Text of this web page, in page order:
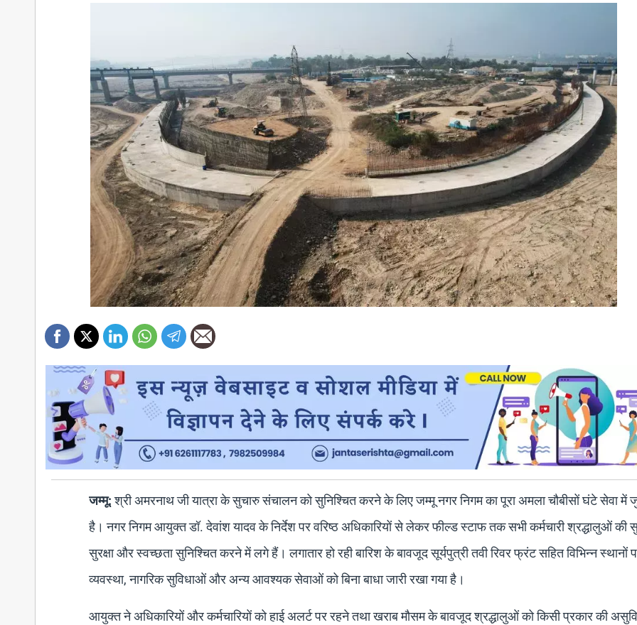
जम्मू:श्री अमरनाथ जी यात्रा के सुचारु संचालन को सुनिश्चित करने के लिए जम्मू नगर निगम का पूरा अमला चौबीसों घंटे सेवा में
है। नगर निगम आयुक्त डॉ. देवांश यादव के निर्देश पर वरिष्ठ अधिकारियों से लेकर फील्ड स्टाफ तक सभी कर्मचारी श्रद्धालुओं की
सुरक्षा और स्वच्छता सुनिश्चित करने में लगे हैं। लगातार हो रही बारिश के बावजूद सूर्यपुत्री तवी रिवर फ्रंट सहित विभिन्न स्थानों
व्यवस्था, नागरिक सुविधाओं और अन्य आवश्यक सेवाओं को बिना बाधा जारी रखा गया है।
आयुक्त ने अधिकारियों और कर्मचारियों को हाई अलर्ट पर रहने तथा खराब मौसम के बावजूद श्रद्धालुओं को किसी प्रकार की